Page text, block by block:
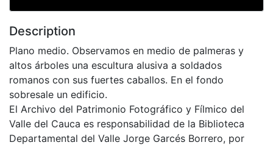
Description
Plano medio. Observamos en medio de palmeras y
altos árboles una escultura alusiva a soldados
romanos con sus fuertes caballos. En el fondo
sobresale un edificio.
El Archivo del Patrimonio Fotográfico y Fílmico del
Valle del Cauca es responsabilidad de la Biblioteca
Departamental del Valle Jorge Garcés Borrero, por